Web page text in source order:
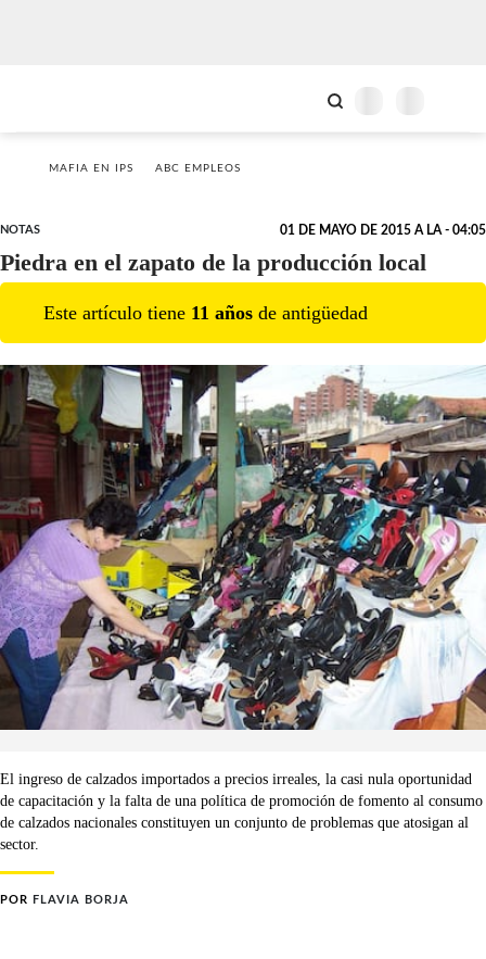
MAFIA EN IPS ABC EMPLEOS
NOTAS 01 DE MAYO DE 2015 A LA - 04:05
Piedra en el zapato de la producción local
Este artículo tiene 11 años de antigüedad
El ingreso de calzados importados a precios irreales, la casi nula oportunidad
de capacitación y la falta de una política de promoción de fomento al consumo
de calzados nacionales constituyen un conjunto de problemas que atosigan al
sector.
POR FLAVIA BORJA